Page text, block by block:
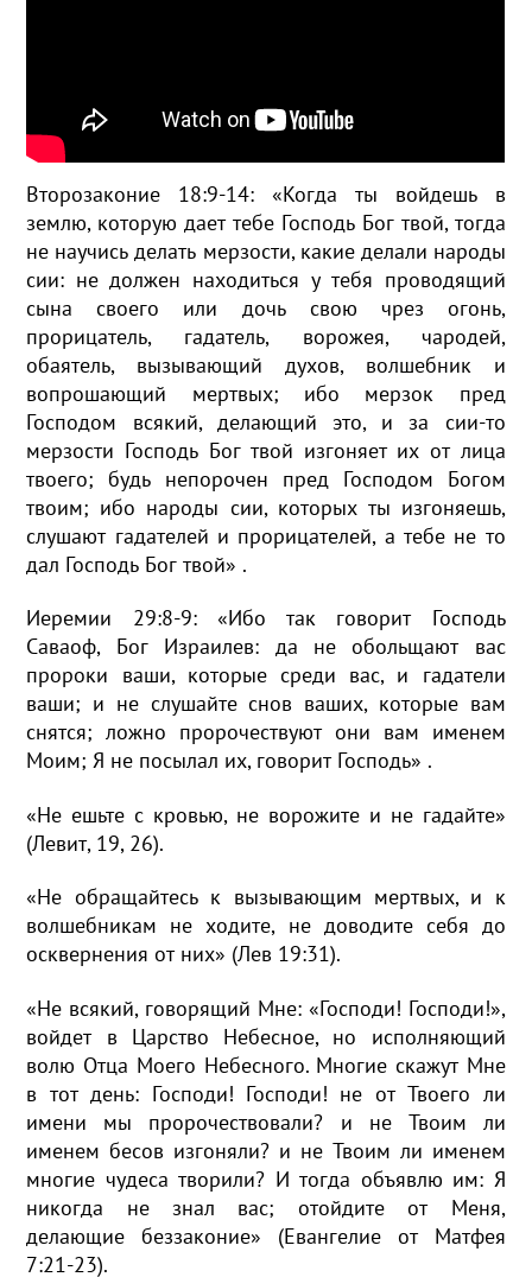
Второзаконие 18:9-14: «Когда ты войдешь в
землю, которую дает тебе Господь Бог твой, тогда
не научись делать мерзости, какие делали народы
сии: не должен находиться у тебя проводящий
сына своего или дочь свою чрез огонь,
прорицатель, гадатель, ворожея, чародей,
обаятель, вызывающий духов, волшебник и
вопрошающий мертвых; ибо мерзок пред
Господом всякий, делающий это, и за сии-то
мерзости Господь Бог твой изгоняет их от лица
твоего; будь непорочен пред Господом Богом
твоим; ибо народы сии, которых ты изгоняешь,
слушают гадателей и прорицателей, а тебе не то
дал Господь Бог твой» .
Иеремии 29:8-9: «Ибо так говорит Господь
Саваоф, Бог Израилев: да не обольщают вас
пророки ваши, которые среди вас, и гадатели
ваши; и не слушайте снов ваших, которые вам
снятся; ложно пророчествуют они вам именем
Моим; Я не посылал их, говорит Господь» .
«Не ешьте с кровью, не ворожите и не гадайте»
(Левит, 19, 26).
«Не обращайтесь к вызывающим мертвых, и к
волшебникам не ходите, не доводите себя до
осквернения от них» (Лев 19:31).
«Не всякий, говорящий Мне: «Господи! Господи!»,
войдет в Царство Небесное, но исполняющий
волю Отца Моего Небесного. Многие скажут Мне
в тот день: Господи! Господи! не от Твоего ли
имени мы пророчествовали? и не Твоим ли
именем бесов изгоняли? и не Твоим ли именем
многие чудеса творили? И тогда объявлю им: Я
никогда не знал вас; отойдите от Меня,
делающие беззаконие» (Евангелие от Матфея
7:21-23).